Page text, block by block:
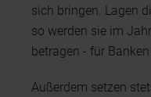
sich bringen. Lagen
so werden sie im
betragen - für
Außerdem setzen